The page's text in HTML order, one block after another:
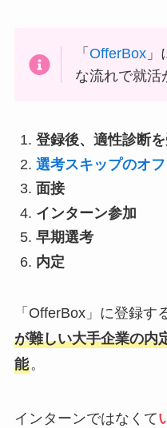
「OfferBox
な流れで就活
登録後、適性診断
選考スキップのオ
面接
インターン参加
早期選考
内定
「OfferBox」に登録す
が難しい大手企業の内
能。
インターンではなくて